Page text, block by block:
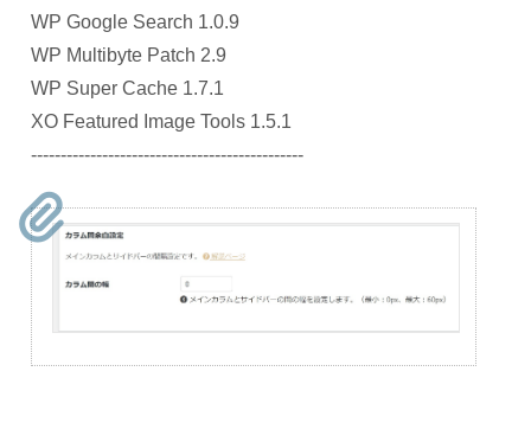
WP Google Search 1.0.9
WP Multibyte Patch 2.9
WP Super Cache 1.7.1
XO Featured Image Tools 1.5.1
----------------------------------------------